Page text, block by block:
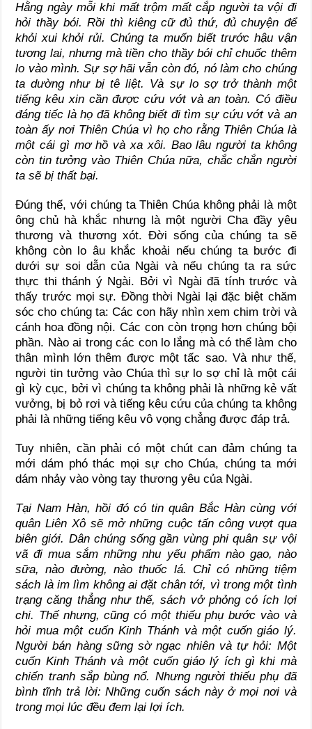
Hằng ngày mỗi khi mất trộm mất cắp người ta vội đi
hỏi thầy bói. Rồi thì kiêng cữ đủ thứ, đủ chuyện để
khỏi xui khỏi rủi. Chúng ta muốn biết trước hậu vận
tương lai, nhưng mà tiền cho thầy bói chỉ chuốc thêm
lo vào mình. Sự sợ hãi vẫn còn đó, nó làm cho chúng
ta dường như bị tê liệt. Và sự lo sợ trở thành một
tiếng kêu xin cần được cứu vớt và an toàn. Có điều
đáng tiếc là họ đã không biết đi tìm sự cứu vớt và an
toàn ấy nơi Thiên Chúa vì họ cho rằng Thiên Chúa là
một cái gì mơ hồ và xa xôi. Bao lâu người ta không
còn tin tưởng vào Thiên Chúa nữa, chắc chắn người
ta sẽ bị thất bại.
Đúng thế, với chúng ta Thiên Chúa không phải là một
ông chủ hà khắc nhưng là một người Cha đầy yêu
thương và thương xót. Đời sống của chúng ta sẽ
không còn lo âu khắc khoải nếu chúng ta bước đi
dưới sự soi dẫn của Ngài và nếu chúng ta ra sức
thực thi thánh ý Ngài. Bởi vì Ngài đã tính trước và
thấy trước mọi sự. Đồng thời Ngài lại đặc biệt chăm
sóc cho chúng ta: Các con hãy nhìn xem chim trời và
cánh hoa đồng nội. Các con còn trọng hơn chúng bội
phần. Nào ai trong các con lo lắng mà có thể làm cho
thân mình lớn thêm được một tấc sao. Và như thế,
người tin tưởng vào Chúa thì sự lo sợ chỉ là một cái
gì kỳ cục, bởi vì chúng ta không phải là những kẻ vất
vưởng, bị bỏ rơi và tiếng kêu cứu của chúng ta không
phải là những tiếng kêu vô vọng chẳng được đáp trả.
Tuy nhiên, cần phải có một chút can đảm chúng ta
mới dám phó thác mọi sự cho Chúa, chúng ta mới
dám nhảy vào vòng tay thương yêu của Ngài.
Tại Nam Hàn, hồi đó có tin quân Bắc Hàn cùng với
quân Liên Xô sẽ mở những cuộc tấn công vượt qua
biên giới. Dân chúng sống gần vùng phi quân sự vội
vã đi mua sắm những nhu yếu phẩm nào gạo, nào
sữa, nào đường, nào thuốc lá. Chỉ có những tiệm
sách là im lìm không ai đặt chân tới, vì trong một tình
trạng căng thẳng như thế, sách vở phỏng có ích lợi
chi. Thế nhưng, cũng có một thiếu phụ bước vào và
hỏi mua một cuốn Kinh Thánh và một cuốn giáo lý.
Người bán hàng sững sờ ngạc nhiên và tự hỏi: Một
cuốn Kinh Thánh và một cuốn giáo lý ích gì khi mà
chiến tranh sắp bùng nổ. Nhưng người thiếu phụ đã
bình tĩnh trả lời: Những cuốn sách này ở mọi nơi và
trong mọi lúc đều đem lại lợi ích.